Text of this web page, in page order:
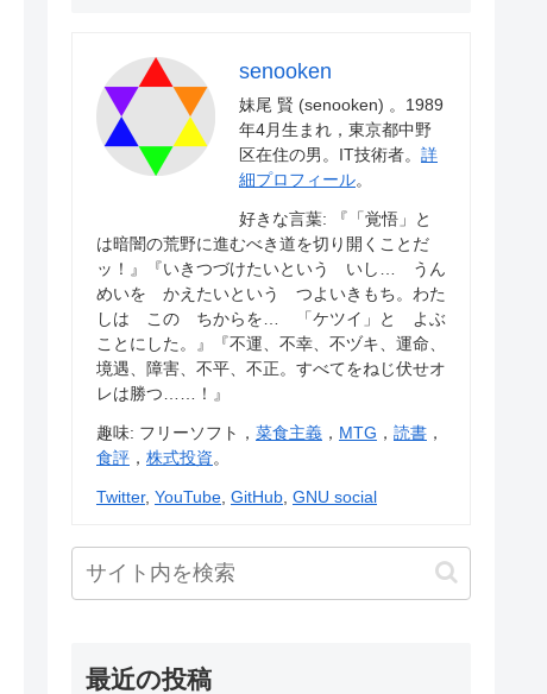
senooken
妹尾 賢 (senooken) 。1989
年4月生まれ，東京都中野
区在住の男。IT技術者。 詳
細プロフィール。
好きな言葉: 『「覚悟」と
は暗闇の荒野に進むべき道を切り開くことだ
ッ！』『いきつづけたいという いし… うん
めいを かえたいという つよいきもち。わた
しは この ちからを… 「ケツイ」と よぶ
ことにした。』『不運、不幸、不ヅキ、運命、
境遇、障害、不平、不正。すべてをねじ伏せオ
レは勝つ……！』
趣味: フリーソフト， 菜食主義 ， MTG ， 読書 ，
食評 ， 株式投資。
Twitter, YouTube GitHub GNU social
最近の投稿